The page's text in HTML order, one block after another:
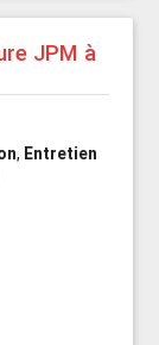
JPM à
, Entretien